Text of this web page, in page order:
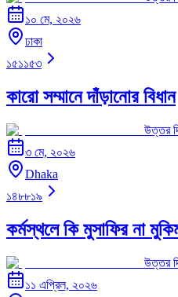
১০ মে, ২০২৬
ঢাকা
১৫১১৫৩
কারো সম্মানে দাঁড়ানোর বিধান
উত্তর
৩ মে, ২০২৬
Dhaka
১৪৮৮১৯
কর্মস্থলে কি মুসাফির না
উত্তর
১১ এপ্রিল, ২০২৬